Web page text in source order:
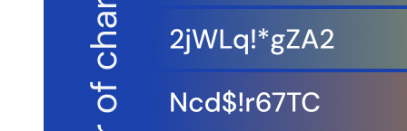
セキュリティコンプライアンス
オープンソースであること
バグバウンティプログラム
オープンソース・セキュリティ・サミット
Bitwardenセキュリティホワイトペーパー